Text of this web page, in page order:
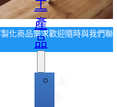
工
產
品
化商品需求歡迎隨時與我們聯